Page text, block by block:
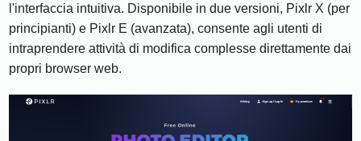
l'interfaccia intuitiva. Disponibile in due versioni, Pixlr X (per
principianti) e Pixlr E (avanzata), consente agli utenti di
intraprendere attività di modifica complesse direttamente dai
propri browser web.